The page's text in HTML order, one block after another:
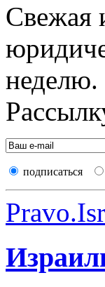
Свежая
неделю.
подписаться